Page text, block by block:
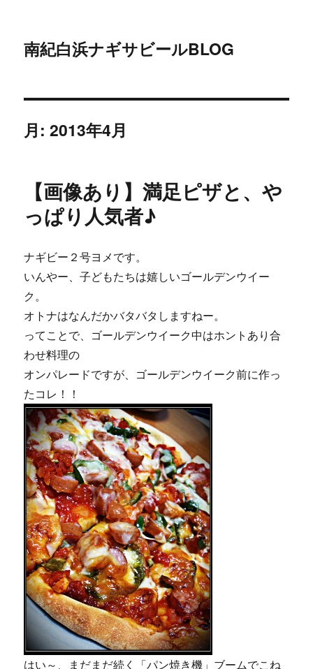
南紀白浜ナギサビールBLOG
月:2013年4月
【画像あり】満足ピザと、や
っぱり人気者♪
ナギビー２号ヨメです。
いんやー、子どもたちは嬉しいゴールデンウイー
ク。
オトナはなんだかバタバタしますねー。
ってことで、ゴールデンウイーク中はホントあり合
わせ料理の
オンパレードですが、ゴールデンウイーク前に作っ
たコレ！！
はい～、まだまだ続く「パン焼き機」ブームでこね